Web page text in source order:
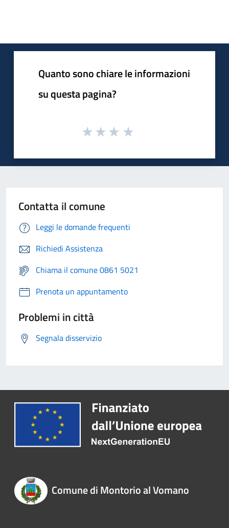
Quanto sono chiare le informazioni
su questa pagina?
Contatta il comune
Leggi le domande frequenti
Richiedi Assistenza
Chiama il comune 0861 5021
Prenota un appuntamento
Problemi in città
Segnala disservizio
Comune di Montorio al Vomano